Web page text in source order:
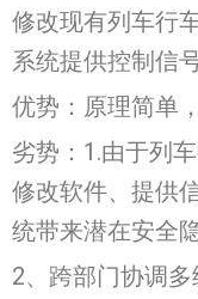
修改现有列车行
系统提供控制信号
优势：原理简单
劣势：1.由于列
修改软件、提供
统带来潜在安全
2、跨部门协调